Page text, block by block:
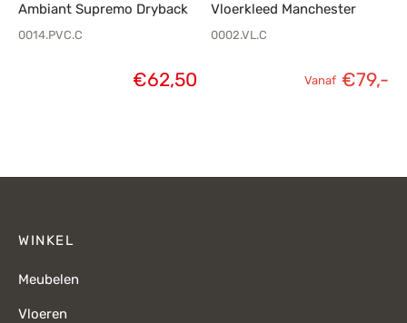
Ambiant Supremo Dryback
0014.PVC.C
€62,50
Vloerkleed Manchester
0002.VL.C
Vanaf €79,-
WINKEL
Meubelen
Vloeren